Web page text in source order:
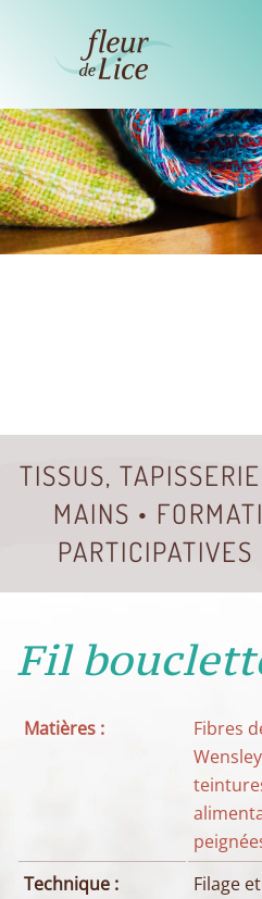
Accéder au contenu
TISSUS,
MAINS •
Fil
Matières :
Fibres
Technique :
Filage